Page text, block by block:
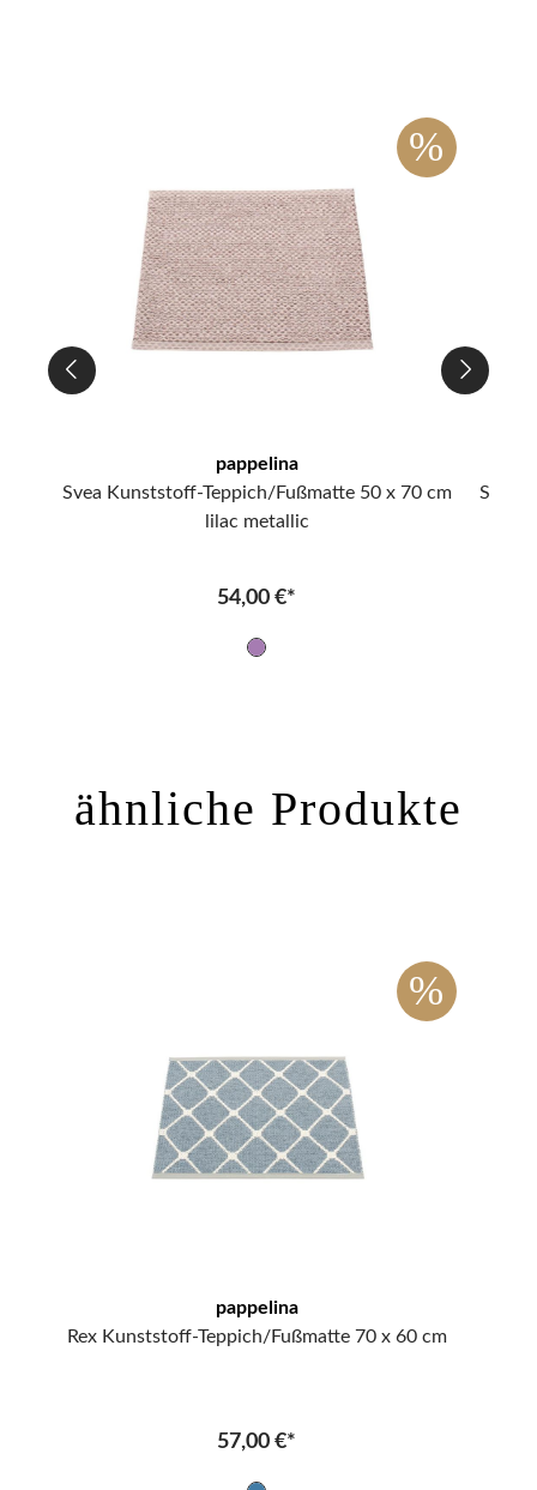
%
pappelina
Svea Kunststoff-Teppich/Fußmatte 50 x 70 cm
lilac metallic
54,00 €*
Svea
ähnliche Produkte
%
pappelina
Rex Kunststoff-Teppich/Fußmatte 70 x 60 cm
57,00 €*